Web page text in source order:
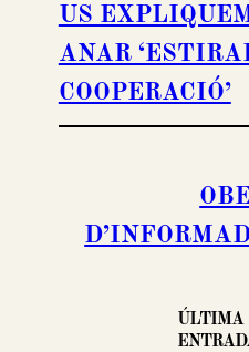
US
ANAR
COOPERACIÓ’
ÚLTIMA